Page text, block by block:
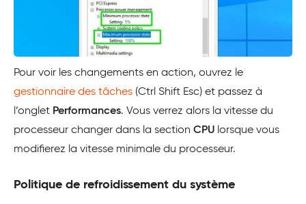
Pour voir les changements en action, ouvrez le
gestionnaire des tâches (Ctrl Shift Esc) et passez à
l’onglet Performances. Vous verrez alors la vitesse du
processeur changer dans la section CPU lorsque vous
modifierez la vitesse minimale du processeur.
Politique de refroidissement du système